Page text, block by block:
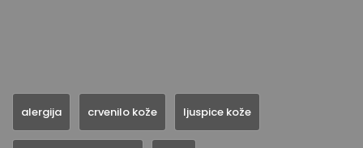
alergija crvenilo kože ljuspice kože